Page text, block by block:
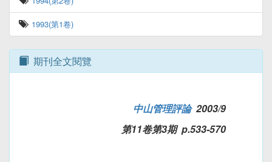
1993(第1卷)
期刊全文閱覽
中山管理評論2003/9
第11卷第3期 p.533-570